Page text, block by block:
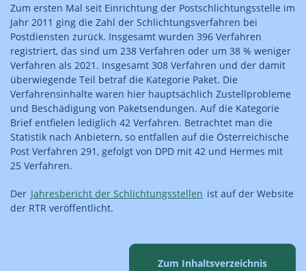
Zum ersten Mal seit Einrichtung der Postschlichtungsstelle im
Jahr 2011 ging die Zahl der Schlichtungsverfahren bei
Postdiensten zurück. Insgesamt wurden 396 Verfahren
registriert, das sind um 238 Verfahren oder um 38 % weniger
Verfahren als 2021. Insgesamt 308 Verfahren und der damit
überwiegende Teil betraf die Kategorie Paket. Die
Verfahrensinhalte waren hier hauptsächlich Zustellprobleme
und Beschädigung von Paketsendungen. Auf die Kategorie
Brief entfielen lediglich 42 Verfahren. Betrachtet man die
Statistik nach Anbietern, so entfallen auf die Österreichische
Post Verfahren 291, gefolgt von DPD mit 42 und Hermes mit
25 Verfahren.
Der Jahresbericht der Schlichtungsstellen ist auf der Website
der RTR veröffentlicht.
Zum Inhaltsverzeichnis